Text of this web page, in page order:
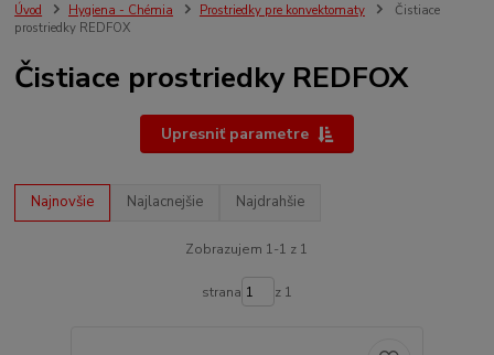
Úvod Hygiena - Chémia Prostriedky pre konvektomaty
Čistiace
prostriedky REDFOX
Čistiace prostriedky REDFOX
Upresniť parametre
Najnovšie Najlacnejšie Najdrahšie
Zobrazujem 1-1 z 1
strana z 1